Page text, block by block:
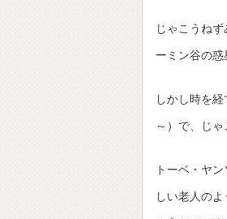
じゃこうね
ーミン谷の惑
しかし時を
～）で、じ
トーベ・ヤ
しい老人の